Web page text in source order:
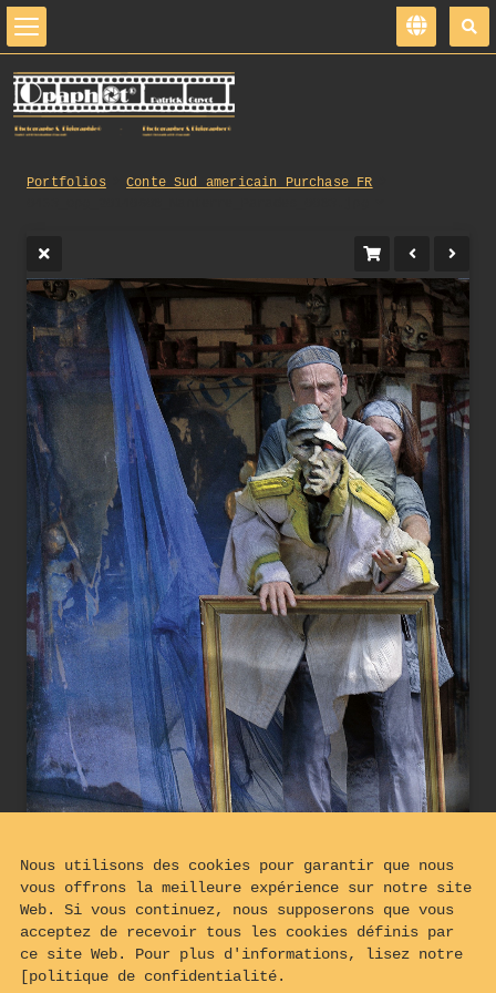
Portfolios
Conte_Sud_americain_Purchase_FR
BELISA a envoûté le COLONEL avec 2 mots
Nous utilisons des cookies pour garantir que nous
vous offrons la meilleure expérience sur notre site
Web. Si vous continuez, nous supposerons que vous
acceptez de recevoir tous les cookies définis par
ce site Web. Pour plus d'informations, lisez notre
[politique de confidentialité.